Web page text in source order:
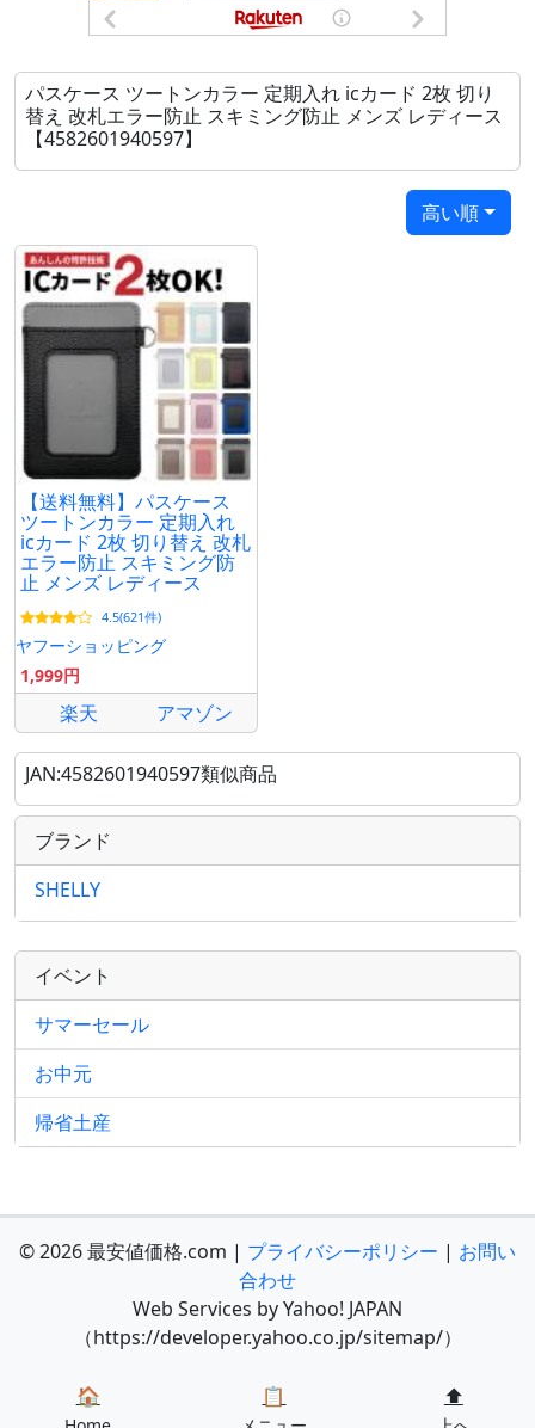
※Suica,PASMO,ICOCA等のIC乗車券専用のパスケース
です。
IC乗車券とIC乗車券以外のICカード(社員証やカード
キー等)の切り替えについての動作保証はしておりませ
ん。
パスケース ツートンカラー 定期入れ icカード 2枚 切り
替え 改札エラー防止 スキミング防止 メンズ レディース
【4582601940597】
高い順
【送料無料】パスケース
ツートンカラー 定期入れ
icカード 2枚 切り替え 改札
エラー防止 スキミング防
止 メンズ レディース
4.5(621件)
ヤフーショッピング
1,999円
楽天 アマゾン
JAN:4582601940597類似商品
ブランド
SHELLY
イベント
サマーセール
お中元
帰省土産
© 2026 最安値価格.com | プライバシーポリシー | お問い
合わせ
Web Services by Yahoo! JAPAN
（https://developer.yahoo.co.jp/sitemap/）
🏠 📋 ⬆️